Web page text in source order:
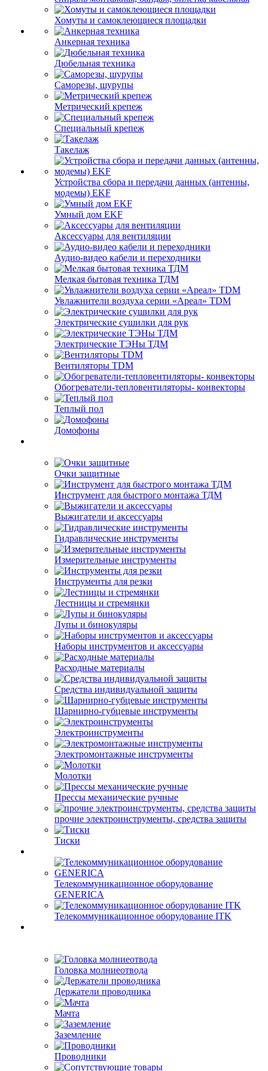
Хомуты и самоклеющиеся площадки
Анкерная техника
Дюбельная техника
Саморезы, шурупы
Метрический крепеж
Специальный крепеж
Такелаж
Устройства сбора и передачи данных (антенны,
модемы) EKF
Умный дом EKF
Аксессуары для вентиляции
Аудио-видео кабели и переходники
Мелкая бытовая техника ТДМ
Увлажнители воздуха серии «Ареал» TDM
Электрические сушилки для рук
Электрические ТЭНы ТДМ
Вентиляторы TDM
Обогреватели-тепловентиляторы- конвекторы
Теплый пол
Домофоны
Очки защитные
Инструмент для быстрого монтажа ТДМ
Выжигатели и аксессуары
Гидравлические инструменты
Измерительные инструменты
Инструменты для резки
Лестницы и стремянки
Лупы и бинокуляры
Наборы инструментов и аксессуары
Расходные материалы
Средства индивидуальной защиты
Шарнирно-губцевые инструменты
Электроинструменты
Электромонтажные инструменты
Молотки
Прессы механические ручные
прочие электроинструменты, средства защиты
Тиски
Телекоммуникационное оборудование
GENERICA
Телекоммуникационное оборудование ITK
Головка молниеотвода
Держатели проводника
Мачта
Заземление
Проводники